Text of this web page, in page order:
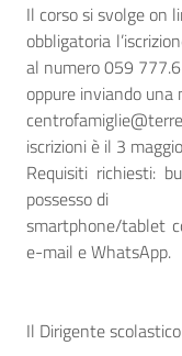
Il corso si svolge on
obbligatoria
al numero 059
oppure inviando una
iscrizioni è il 3
Requisiti richiesti:
possesso di
smartphone/tablet
e-mail e WhatsApp.
Il Dirigente scolastico